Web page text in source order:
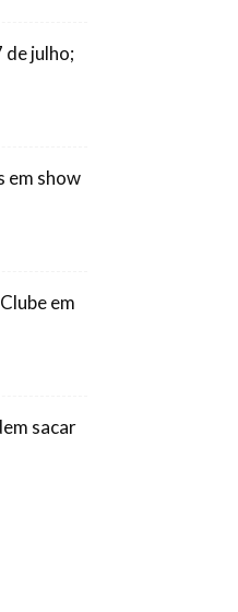
de julho;
em show
em
sacar